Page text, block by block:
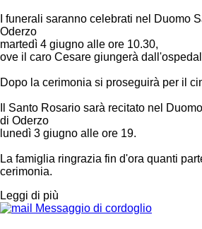
I funerali saranno celebrati nel Duomo
Oderzo
martedì 4 giugno alle ore 10.30,
ove il caro Cesare giungerà
Dopo la cerimonia si proseguirà per il
Il Santo Rosario sarà recitato nel
di Oderzo
lunedì 3 giugno alle ore 19.
La famiglia ringrazia fin d'ora quanti
cerimonia.
Leggi di più
Messaggio di cordoglio